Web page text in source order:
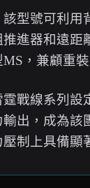
該型號可利用
推進器和遠距
MS，兼顧重
霆戰線系列設
輸出，成為該
壓制上具備顯